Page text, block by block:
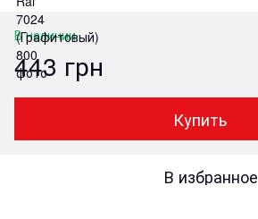
В наличии
443 грн
Купить
В избранное